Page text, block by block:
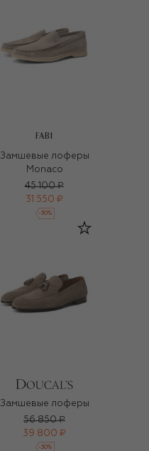
FABI
Замшевые лоферы
Monaco
45 100 ₽
31 550 ₽
-30%
Замшевые лоферы
56 850 ₽
39 800 ₽
-30%